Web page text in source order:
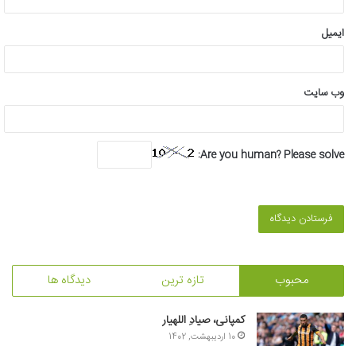
ایمیل
وب‌ سایت
Are you human? Please solve:
محبوب تازه ترین دیدگاه ها
کمپانی، صیادِ اللهیار
10 اردیبهشت, 1402